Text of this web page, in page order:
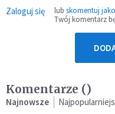
Zaloguj się lub skomentuj
Twój komentarz
Komentarze ()
Najnowsze